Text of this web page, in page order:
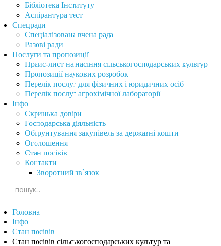
Бібліотека Інституту
Аспірантура тест
Спецради
Спеціалізована вчена рада
Разові ради
Послуги та пропозиції
Прайс-лист на насіння сільськогосподарських культур
Пропозиції наукових розробок
Перелік послуг для фізичних і юридичних осіб
Перелік послуг агрохімічної лабораторії
Інфо
Скринька довіри
Господарська діяльність
Обґрунтування закупівель за державні кошти
Оголошення
Стан посівів
Контакти
Зворотний зв`язок
Головна
Інфо
Стан посівів
Стан посівів сільськогосподарських культур та